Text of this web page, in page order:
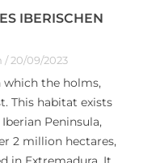
IBERISCHEN
/ 20/09/2023
which the holms,
This habitat exists
Peninsula,
2 million hectares,